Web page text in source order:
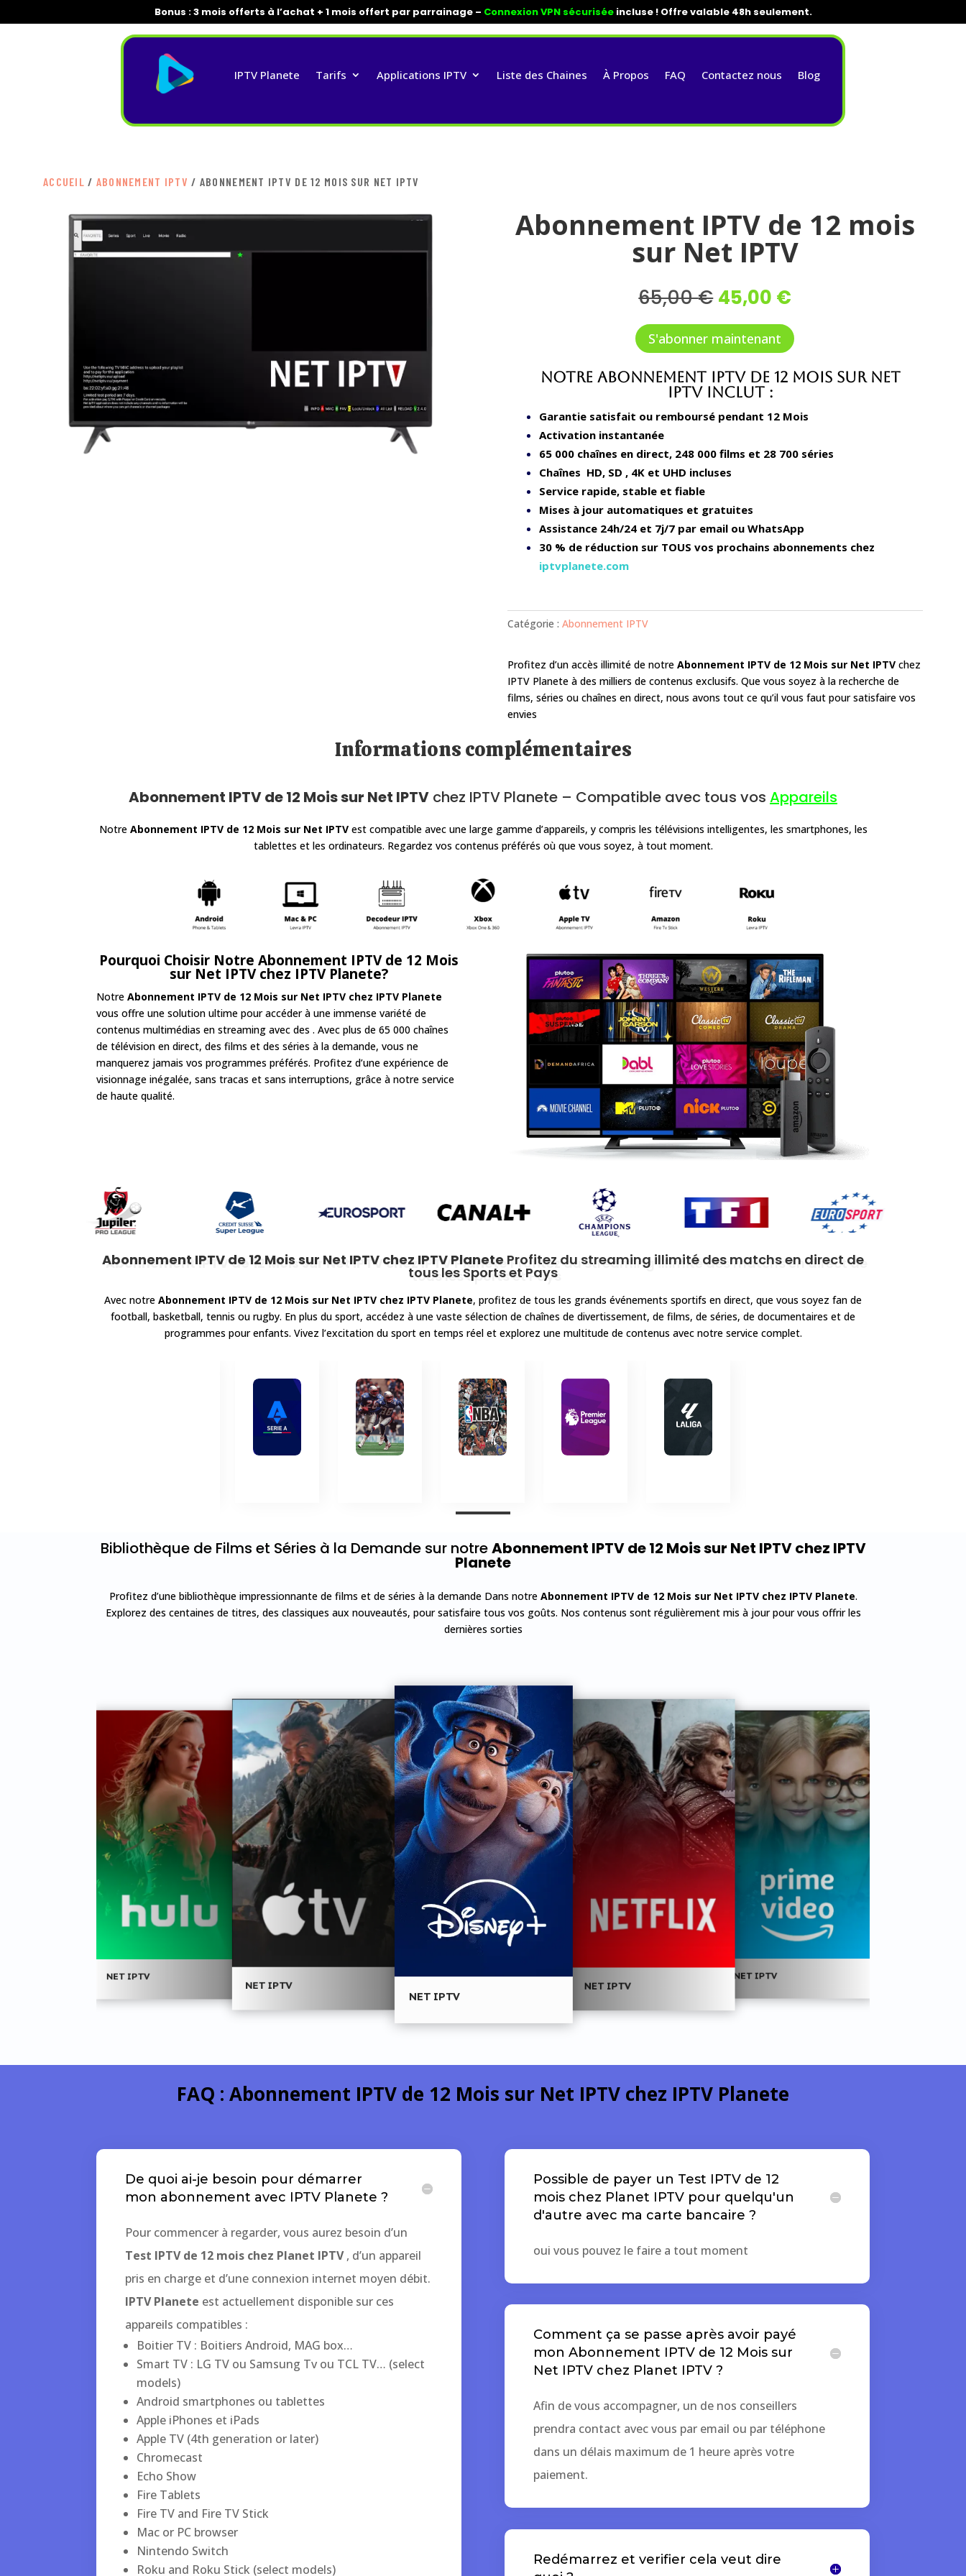
Bonus : 3 mois offerts à l’achat + 1 mois offert par parrainage – Connexion VPN sécuriséeincluse ! Offre valable 48h seulement.
IPTV Planete Tarifs Applications IPTV Liste des Chaines À Propos FAQ Contactez nous Blog
ACCUEIL / ABONNEMENT IPTV / ABONNEMENT IPTV DE 12 MOIS SUR NET IPTV
Abonnement IPTV de 12 mois
sur Net IPTV
65,00€ Le
prix
initial
était :
45,00 €
actuel
est :
S'abonner maintenant
Notre Abonnement IPTV de 12 Mois sur Net
IPTV inclut :
Garantie satisfait ou remboursé pendant 12 Mois
Activation instantanée
65 000 chaînes en direct, 248 000 films et 28 700 séries
Chaînes HD, SD , 4K et UHD incluses
Service rapide, stable et fiable
Mises à jour automatiques et gratuites
Assistance 24h/24 et 7j/7 par email ou WhatsApp
30 % de réduction sur TOUS vos prochains abonnements chez
iptvplanete.com
Catégorie : Abonnement IPTV
Profitez d’un accès illimité de notre Abonnement IPTV de 12 Mois sur Net IPTVchez
IPTV Planeteà des milliers de contenus exclusifs. Que vous soyez à la recherche de
films, séries ou chaînes en direct, nous avons tout ce qu’il vous faut pour satisfaire vos
envies
Informations complémentaires
Abonnement IPTV de 12 Mois sur Net IPTV chez IPTV Planete – Compatible avec tous vos Appareils
Notre Abonnement IPTV de 12 Mois sur Net IPTVest compatible avec une large gamme d’appareils, y compris les télévisions intelligentes, les smartphones, les
tablettes et les ordinateurs. Regardez vos contenus préférés où que vous soyez, à tout moment.
Pourquoi Choisir NotreAbonnement IPTV de 12 Mois
sur Net IPTVchez IPTV Planete?
NotreAbonnement IPTV de 12 Mois sur Net IPTV chez IPTV Planete
vous offre une solution ultime pour accéder à une immense variété de
contenus multimédias en streaming avec des . Avec plus de 65 000 chaînes
de télévision en direct, des films et des séries à la demande, vous ne
manquerez jamais vos programmes préférés. Profitez d’une expérience de
visionnage inégalée, sans tracas et sans interruptions, grâce à notre service
de haute qualité.
Abonnement IPTV de 12 Mois sur Net IPTV chez IPTV Planete Profitez du streaming illimité des matchs en direct de
tous les Sports et Pays
Avec notre Abonnement IPTV de 12 Mois sur Net IPTV chez IPTV Planete, profitez de tous les grands événements sportifs en direct, que vous soyez fan de
football, basketball, tennis ou rugby. En plus du sport, accédez à une vaste sélection de chaînes de divertissement, de films, de séries, de documentaires et de
programmes pour enfants. Vivez l’excitation du sport en temps réel et explorez une multitude de contenus avec notre service complet.
Bibliothèque de Films et Séries à la Demande sur notreAbonnement IPTV de 12 Mois sur Net IPTVchez IPTV
Planete
Profitez d’une bibliothèque impressionnante de films et de séries à la demande Dans notre Abonnement IPTV de 12 Mois sur Net IPTVchez IPTV Planete.
Explorez des centaines de titres, des classiques aux nouveautés, pour satisfaire tous vos goûts. Nos contenus sont régulièrement mis à jour pour vous offrir les
dernières sorties
NET IPTV
NET IPTV
NET IPTV
NET IPTV
NET IPTV
FAQ : Abonnement IPTV de 12 Mois sur Net IPTV chez IPTV Planete
De quoi ai-je besoin pour démarrer
mon abonnement avec IPTV Planete ?
Pour commencer à regarder, vous aurez besoin d’un
Test IPTV de 12 mois chez Planet IPTV, d’un appareil
pris en charge et d’une connexion internet moyen débit.
IPTV Planete est actuellement disponible sur ces
appareils compatibles :
Boitier TV : Boitiers Android, MAG box…
Smart TV : LG TV ou Samsung Tv ou TCL TV… (select
models)
Android smartphones ou tablettes
Apple iPhones et iPads
Apple TV (4th generation or later)
Chromecast
Echo Show
Fire Tablets
Fire TV and Fire TV Stick
Mac or PC browser
Nintendo Switch
Roku and Roku Stick (select models)
Possible de payer un Test IPTV de 12
mois chez Planet IPTV pour quelqu'un
d'autre avec ma carte bancaire ?
oui vous pouvez le faire a tout moment
Comment ça se passe après avoir payé
mon Abonnement IPTV de 12 Mois sur
Net IPTV chez Planet IPTV ?
Afin de vous accompagner, un de nos conseillers
prendra contact avec vous par email ou par téléphone
dans un délais maximum de 1 heure après votre
paiement.
Redémarrez et verifier cela veut dire